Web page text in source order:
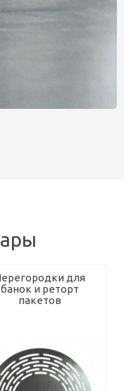
для
банок и реторт
пакетов